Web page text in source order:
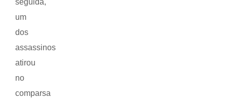
um
dos
assassinos
atirou
no
comparsa